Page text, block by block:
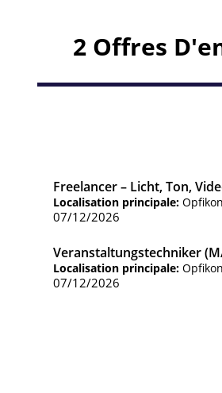
2 Offres
Freelancer – Licht, Ton,
Localisation principale:
07/12/2026
Veranstaltungstechniker
Localisation principale:
07/12/2026